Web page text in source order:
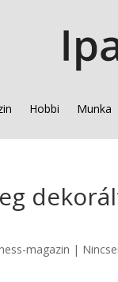
Hobbi Munka
magazin |